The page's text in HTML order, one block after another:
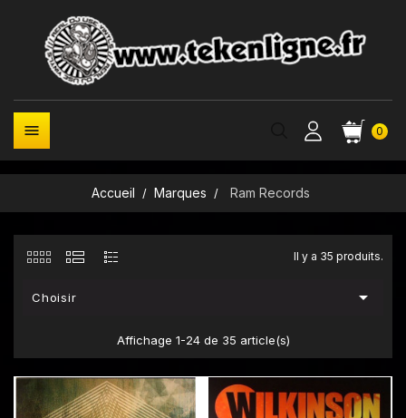
0

Accueil Marques Ram Records
Il y a 35 produits.
Choisir 
Affichage 1-24 de 35 article(s)